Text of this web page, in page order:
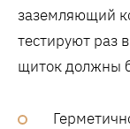
заземляющий
тестируют раз
щиток должны